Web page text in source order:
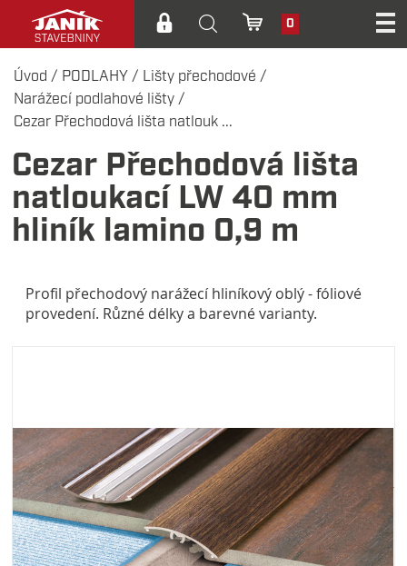
0
Úvod / PODLAHY / Lišty přechodové /
Narážecí podlahové lišty /
Cezar Přechodová lišta natlouk ...
Cezar Přechodová lišta
natloukací LW 40 mm
hliník lamino 0,9 m
Profil přechodový narážecí hliníkový oblý - fóliové
provedení. Různé délky a barevné varianty.